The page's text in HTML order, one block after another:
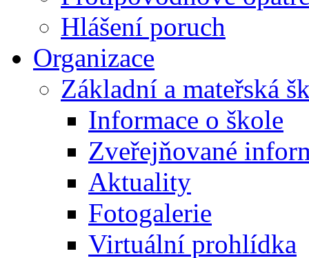
Hlášení poruch
Organizace
Základní a mateřská
Informace o škole
Zveřejňované
Aktuality
Fotogalerie
Virtuální prohlídka